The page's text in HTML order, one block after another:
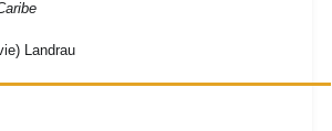
Landrau